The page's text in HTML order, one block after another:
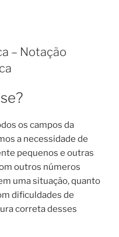
– Notação
os campos da
a necessidade de
pequenos e outras
outros números
uma situação, quanto
dificuldades de
correta desses